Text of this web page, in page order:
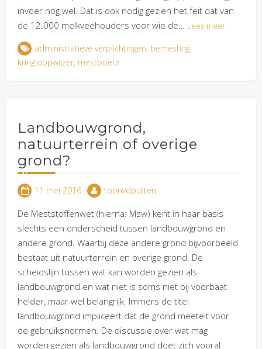
invoer nog wel. Dat is ook nodig gezien het feit dat van
de 12.000 melkveehouders voor wie de… Lees meer
administratieve verplichtingen, bemesting,
kringloopwijzer, mestboete
Landbouwgrond,
natuurterrein of overige
grond?
11 mei 2016 toonvdputten
De Meststoffenwet (hierna: Msw) kent in haar basis
slechts een onderscheid tussen landbouwgrond en
andere grond. Waarbij deze andere grond bijvoorbeeld
bestaat uit natuurterrein en overige grond. De
scheidslijn tussen wat kan worden gezien als
landbouwgrond en wat niet is soms niet bij voorbaat
helder, maar wel belangrijk. Immers de titel
landbouwgrond impliceert dat de grond meetelt voor
de gebruiksnormen. De discussie over wat mag
worden gezien als landbouwgrond doet zich vooral